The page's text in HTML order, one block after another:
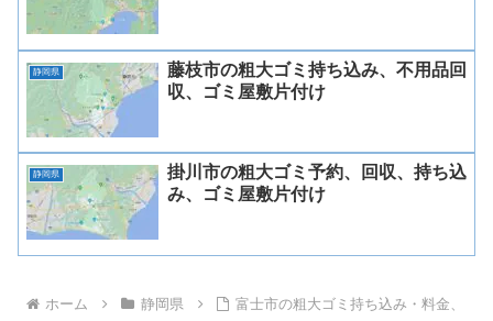
静岡県
藤枝市の粗大ゴミ持ち込み、不用品回
収、ゴミ屋敷片付け
静岡県
掛川市の粗大ゴミ予約、回収、持ち込
み、ゴミ屋敷片付け
ホーム 静岡県
富士市の粗大ゴミ持ち込み・料金、